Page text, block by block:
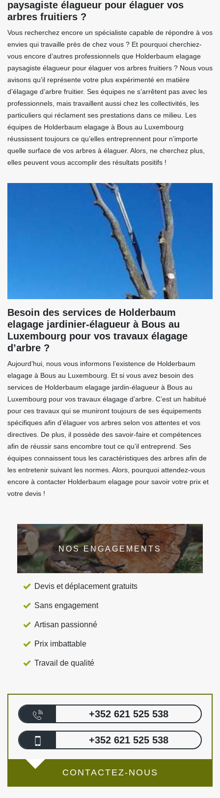
paysagiste élagueur pour élaguer vos
arbres fruitiers ?
Vous recherchez encore un spécialiste capable de répondre à vos
envies qui travaille près de chez vous ? Et pourquoi cherchiez-
vous encore d’autres professionnels que Holderbaum elagage
paysagiste élagueur pour élaguer vos arbres fruitiers ? Nous vous
avisons qu’il représente votre plus expérimenté en matière
d’élagage d’arbre fruitier. Ses équipes ne s’arrêtent pas avec les
professionnels, mais travaillent aussi chez les collectivités, les
particuliers qui réclament ses prestations dans ce milieu. Les
équipes de Holderbaum elagage à Bous au Luxembourg
réussissent toujours ce qu’elles entreprennent pour n’importe
quelle surface de vos arbres à élaguer. Alors, ne cherchez plus,
elles peuvent vous accomplir des résultats positifs !
Besoin des services de Holderbaum
elagage jardinier-élagueur à Bous au
Luxembourg pour vos travaux élagage
d’arbre ?
Aujourd’hui, nous vous informons l’existence de Holderbaum
elagage à Bous au Luxembourg. Et si vous avez besoin des
services de Holderbaum elagage jardin-élagueur à Bous au
Luxembourg pour vos travaux élagage d’arbre. C’est un habitué
pour ces travaux qui se muniront toujours de ses équipements
spécifiques afin d’élaguer vos arbres selon vos attentes et vos
directives. De plus, il possède des savoir-faire et compétences
afin de réussir sans encombre tout ce qu’il entreprend. Ses
équipes connaissent tous les caractéristiques des arbres afin de
les entretenir suivant les normes. Alors, pourquoi attendez-vous
encore à contacter Holderbaum elagage pour savoir votre prix et
votre devis !
NOS ENGAGEMENTS
Devis et déplacement gratuits
Sans engagement
Artisan passionné
Prix imbattable
Travail de qualité
+352 621 525 538
+352 621 525 538
CONTACTEZ-NOUS